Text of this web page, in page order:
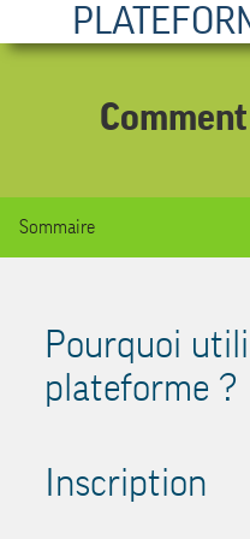
Sommaire
Pourquoi
plateforme ?
Inscription